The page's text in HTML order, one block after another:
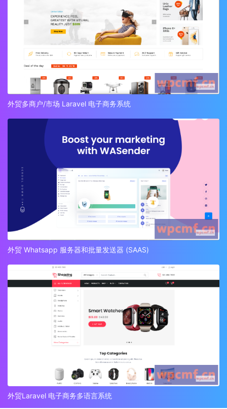
外贸多商户/市场 Laravel 电子商务系统
外贸 Whatsapp 服务器和批量发送器 (SAAS)
外贸Laravel 电子商务多语言系统